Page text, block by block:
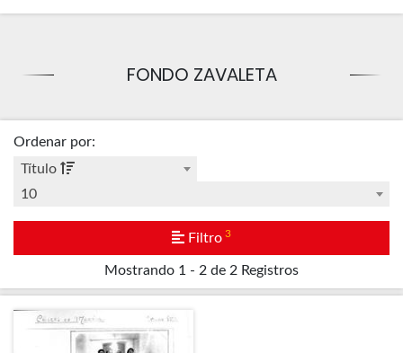
FONDO ZAVALETA
Mostrando 1 - 2 de 2 Registros
Ordenar por:
Título
10
Filtro 3